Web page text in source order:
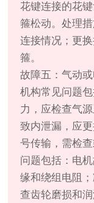
花键连接的花
箍松动。处理
连接情况；更
箍。
故障五：气动
机构常见问题
力，应检查气
致内泄漏，应
号传输，需检
问题包括：电
缘和绕组电阻
查齿轮磨损和